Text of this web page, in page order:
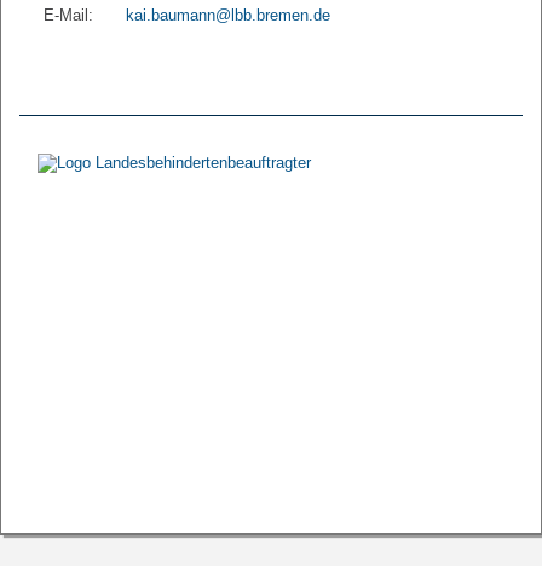
E-Mail:
kai.baumann@lbb.bremen.de